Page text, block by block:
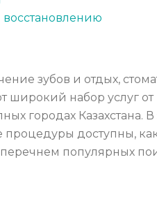
зубов и отдых,
набор услуг
городах Казахстана.
процедуры доступны,
популярных